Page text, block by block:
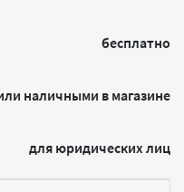
бесплатно
наличными в магазине
для юридических лиц